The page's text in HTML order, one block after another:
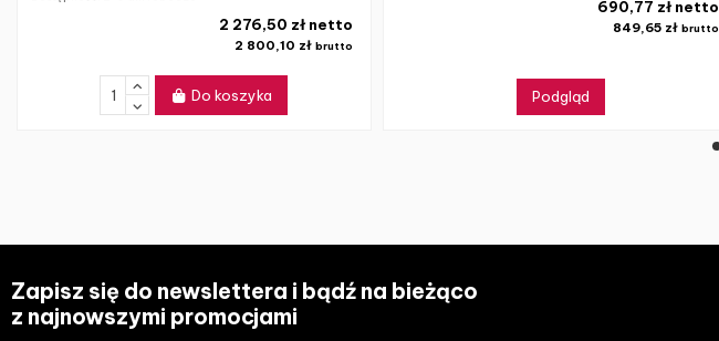
2 800,10 złbrutto
2 276,50 zł netto
Do koszyka
849,65 złbrutto
690,77 zł netto
Podgląd
Zapisz się do newslettera i bądź na bieżąco
z najnowszymi promocjami